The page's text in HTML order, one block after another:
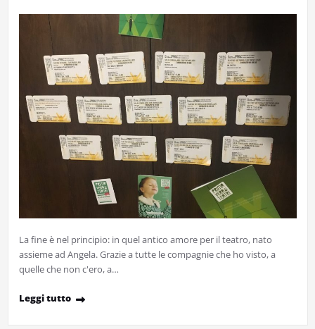
La fine è nel principio: in quel antico amore per il teatro, nato
assieme ad Angela. Grazie a tutte le compagnie che ho visto, a
quelle che non c'ero, a…
Leggi tutto